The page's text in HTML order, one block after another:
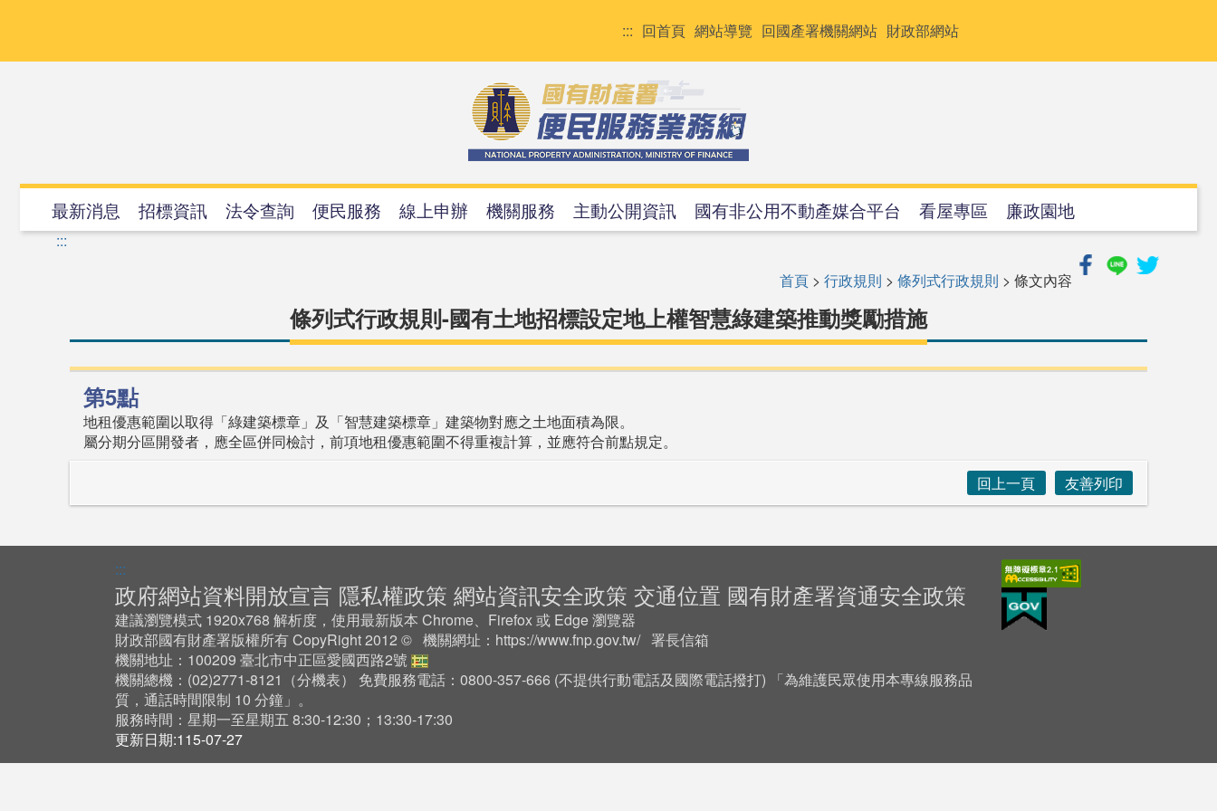
要
::: 回首頁 網站導覽 回國產署機關網站 財政部網站
最新消息 招標資訊 法令查詢 便民服務 線上申辦 機關服務 主動公開資訊 國有非公用不動產媒合平台 看屋專區 廉政園地
:::
首頁 > 行政規則 > 條列式行政規則 > 條文內容
條列式行政規則-國有土地招標設定地上權智慧綠建築推動獎勵措施
第5點
地租優惠範圍以取得「綠建築標章」及「智慧建築標章」建築物對應之土地面積為限。
屬分期分區開發者，應全區併同檢討，前項地租優惠範圍不得重複計算，並應符合前點規定。
回上一頁
友善列印
:::
政府網站資料開放宣言 隱私權政策 網站資訊安全政策 交通位置 國有財產署資通安全政策
建議瀏覽模式 1920x768 解析度，使用最新版本 Chrome、Firefox 或 Edge 瀏覽器
財政部國有財產署版權所有 CopyRight 2012 © 機關網址： https://www.fnp.gov.tw/ 署長信箱
機關地址：100209 臺北市中正區愛國西路2號
機關總機：(02)2771-8121（分機表） 免費服務電話：0800-357-666 (不提供行動電話及國際電話撥打) 「為維護民眾使用本專線服務品
質，通話時間限制 10 分鐘」。
服務時間：星期一至星期五 8:30-12:30；13:30-17:30
更新日期:115-07-27